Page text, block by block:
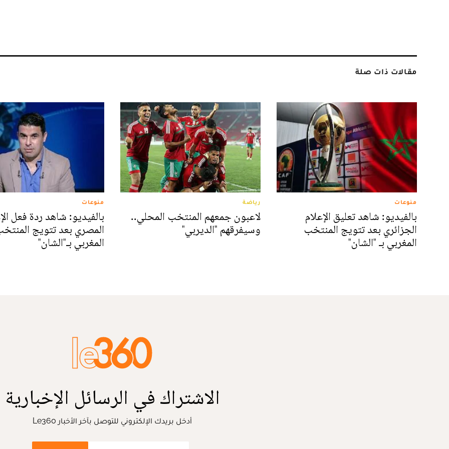
مقالات ذات صلة
منوعات
بالفيديو: شاهد تعليق الإعلام
الجزائري بعد تتويج المنتخب
المغربي بـ "الشان"
رياضة
لاعبون جمعهم المنتخب المحلي..
وسيفرقهم "الديربي"
منوعات
بالفيديو: شاهد ردة فعل
المصري بعد تتويج
المغربي بـ"الشان"
الاشتراك في الرسائل الإخبارية
أدخل بريدك الإلكتروني للتوصل بآخر الأخبار Le360